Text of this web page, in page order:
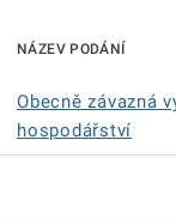
NÁZEV PODÁNÍ
Obecně závazná
hospodářství